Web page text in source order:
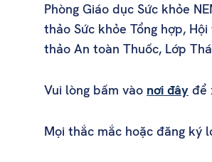
Phòng Giáo dục Sức khỏe
thảo Sức khỏe Tổng hợp,
thảo An toàn Thuốc, Lớp
Vui lòng bấm vào nơi đây để
Mọi thắc mắc hoặc đăng ký